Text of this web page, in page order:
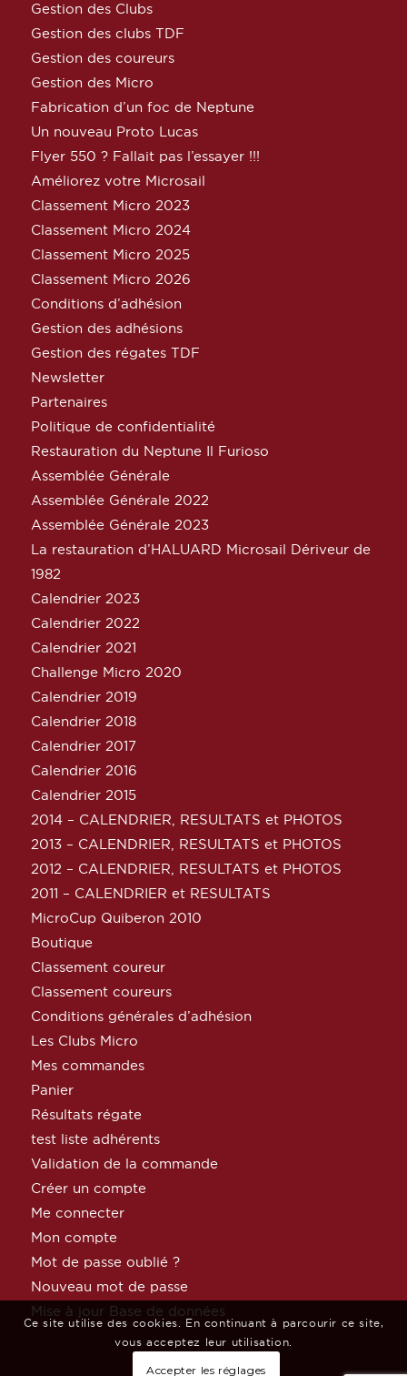
Gestion des Clubs
Gestion des clubs TDF
Gestion des coureurs
Gestion des Micro
Fabrication d’un foc de Neptune
Un nouveau Proto Lucas
Flyer 550 ? Fallait pas l’essayer !!!
Améliorez votre Microsail
Classement Micro 2023
Classement Micro 2024
Classement Micro 2025
Classement Micro 2026
Conditions d’adhésion
Gestion des adhésions
Gestion des régates TDF
Newsletter
Partenaires
Politique de confidentialité
Restauration du Neptune Il Furioso
Assemblée Générale
Assemblée Générale 2022
Assemblée Générale 2023
La restauration d’HALUARD Microsail Dériveur de
1982
Calendrier 2023
Calendrier 2022
Calendrier 2021
Challenge Micro 2020
Calendrier 2019
Calendrier 2018
Calendrier 2017
Calendrier 2016
Calendrier 2015
2014 – CALENDRIER, RESULTATS et PHOTOS
2013 – CALENDRIER, RESULTATS et PHOTOS
2012 – CALENDRIER, RESULTATS et PHOTOS
2011 – CALENDRIER et RESULTATS
MicroCup Quiberon 2010
Boutique
Classement coureur
Classement coureurs
Conditions générales d’adhésion
Les Clubs Micro
Mes commandes
Panier
Résultats régate
test liste adhérents
Validation de la commande
Créer un compte
Me connecter
Mon compte
Mot de passe oublié ?
Nouveau mot de passe
Mise à jour Base de données
Ce site utilise des cookies. En continuant à parcourir ce site,
vous acceptez leur utilisation.
Accepter les réglages